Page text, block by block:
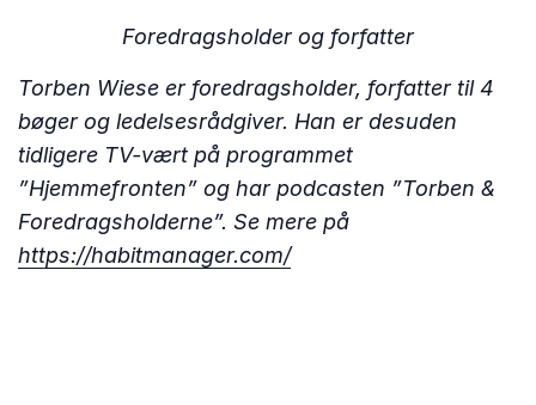
Foredragsholder og forfatter
Torben Wiese er foredragsholder, forfatter til 4
bøger og ledelsesrådgiver. Han er desuden
tidligere TV-vært på programmet
”Hjemmefronten” og har podcasten ”Torben &
Foredragsholderne”. Se mere på
https://habitmanager.com/